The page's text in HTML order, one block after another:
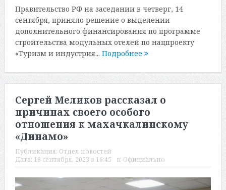
Правительство РФ на заседании в четверг, 14
сентября, приняло решение о выделении
дополнительного финансирования по программе
строительства модульных отелей по нацпроекту
«Туризм и индустрия... Подробнее
Сергей Меликов рассказал о
причинах своего особого
отношения к махачкалинскому
«Динамо»
Публикация: Отдел новостей
Дата: 18 сентября, 2023 в 16:45 в: Официально